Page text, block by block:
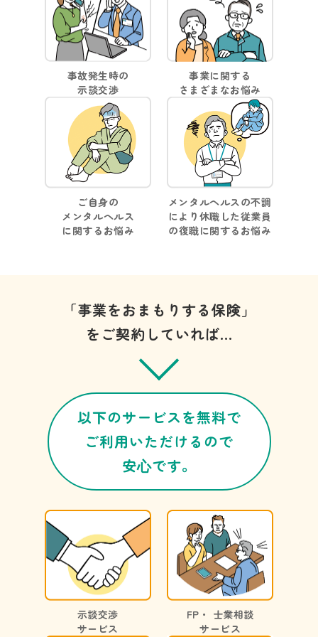
事故発生時の
示談交渉
事業に関する
さまざまなお悩み
ご自身の
メンタルヘルス
に関するお悩み
メンタルヘルスの不調
により休職した従業員
の復職に関するお悩み
「事業をおまもりする保険」
をご契約していれば…
以下のサービスを無料で
ご利用いただけるので
安⼼です。
示談交渉
サービス
FP・ 士業相談
サービス